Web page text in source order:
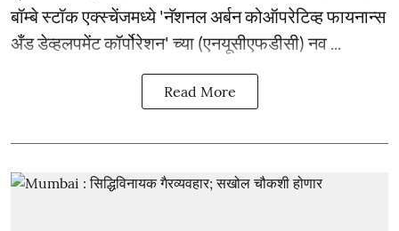
बॉम्बे स्टॉक एक्स्चेंजमध्ये 'नॅशनल अर्बन कोऑपरेटिव्ह फायनान्स
अँड डेव्हलपमेंट कॉर्पोरेशन' च्या (एनयूसीएफडीसी) नव ...
Read More